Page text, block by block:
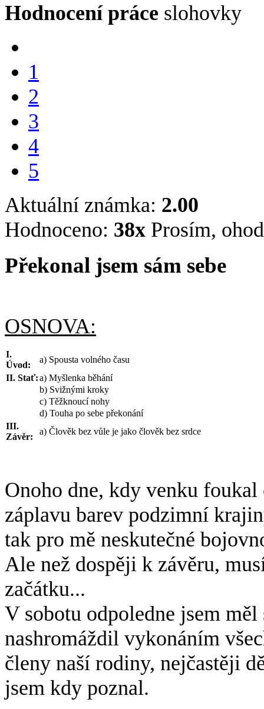
Hodnocení práce slohovky
1
2
3
4
5
Aktuální známka: 2.00
Hodnoceno: 38x Prosím,
Překonal jsem sám sebe
OSNOVA:
I.
Úvod:
a) Spousta volného času
II. Stať:a) Myšlenka běhání
b) Svižnými kroky
c) Těžknoucí nohy
d) Touha po sebe překonání
III.
Závěr:
a) Člověk bez vůle je jako člověk bez srdce
Onoho dne, kdy venku
záplavu barev podzimní
tak pro mě neskutečné
Ale než dospěji k závěru,
začátku...
V sobotu odpoledne jsem
nashromáždil vykonáním
členy naší rodiny, nejčastěji
jsem kdy poznal.